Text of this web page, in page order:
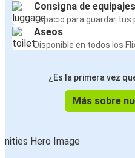
Consigna de equipajes
Espacio para guardar
Aseos
Disponible en todos los
¿Es la primera vez
Más sobre